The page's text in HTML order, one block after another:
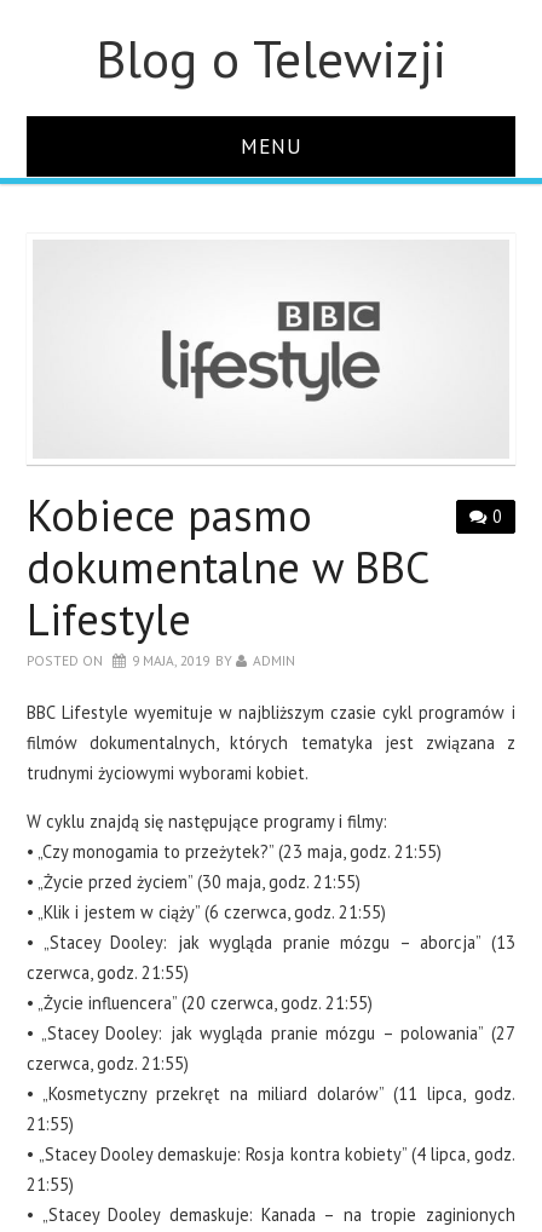
Blog o Telewizji
MENU
0
Kobiece pasmo
dokumentalne w BBC
Lifestyle
POSTED ON 9 MAJA, 2019 BY ADMIN
BBC Lifestyle wyemituje w najbliższym czasie cykl programów i
filmów dokumentalnych, których tematyka jest związana z
trudnymi życiowymi wyborami kobiet.
W cyklu znajdą się następujące programy i filmy:
• „Czy monogamia to przeżytek?” (23 maja, godz. 21:55)
• „Życie przed życiem” (30 maja, godz. 21:55)
• „Klik i jestem w ciąży” (6 czerwca, godz. 21:55)
• „Stacey Dooley: jak wygląda pranie mózgu – aborcja” (13
czerwca, godz. 21:55)
• „Życie influencera” (20 czerwca, godz. 21:55)
• „Stacey Dooley: jak wygląda pranie mózgu – polowania” (27
czerwca, godz. 21:55)
• „Kosmetyczny przekręt na miliard dolarów” (11 lipca, godz.
21:55)
• „Stacey Dooley demaskuje: Rosja kontra kobiety” (4 lipca, godz.
21:55)
• „Stacey Dooley demaskuje: Kanada – na tropie zaginionych